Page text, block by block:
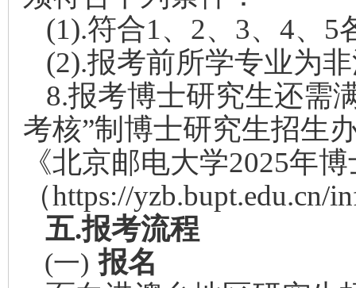
(1).符合1、2、3、4、5
(2).报考前所学专业为
8.报考博士研究生还需
考核”制博士研究生招生
《北京邮电大学2025年
（https://yzb.bupt.edu.cn/
五.报考流程
(一) 报名